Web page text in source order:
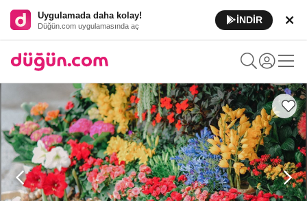
Uygulamada daha kolay!
Düğün.com uygulamasında aç
İNDİR